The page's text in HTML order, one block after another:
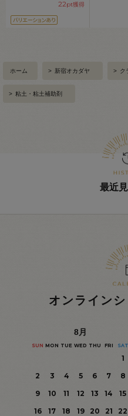
22pt獲得
ホーム > 新宿オカダヤ > ク
> 粘土・粘土補助剤
最近
オンライン
8月
SUN MON TUE WED THU FRI SAT
1
2
3 4 5 6 7
8
9
10 11 12 13 14
15
16
17 18 19 20 21
22